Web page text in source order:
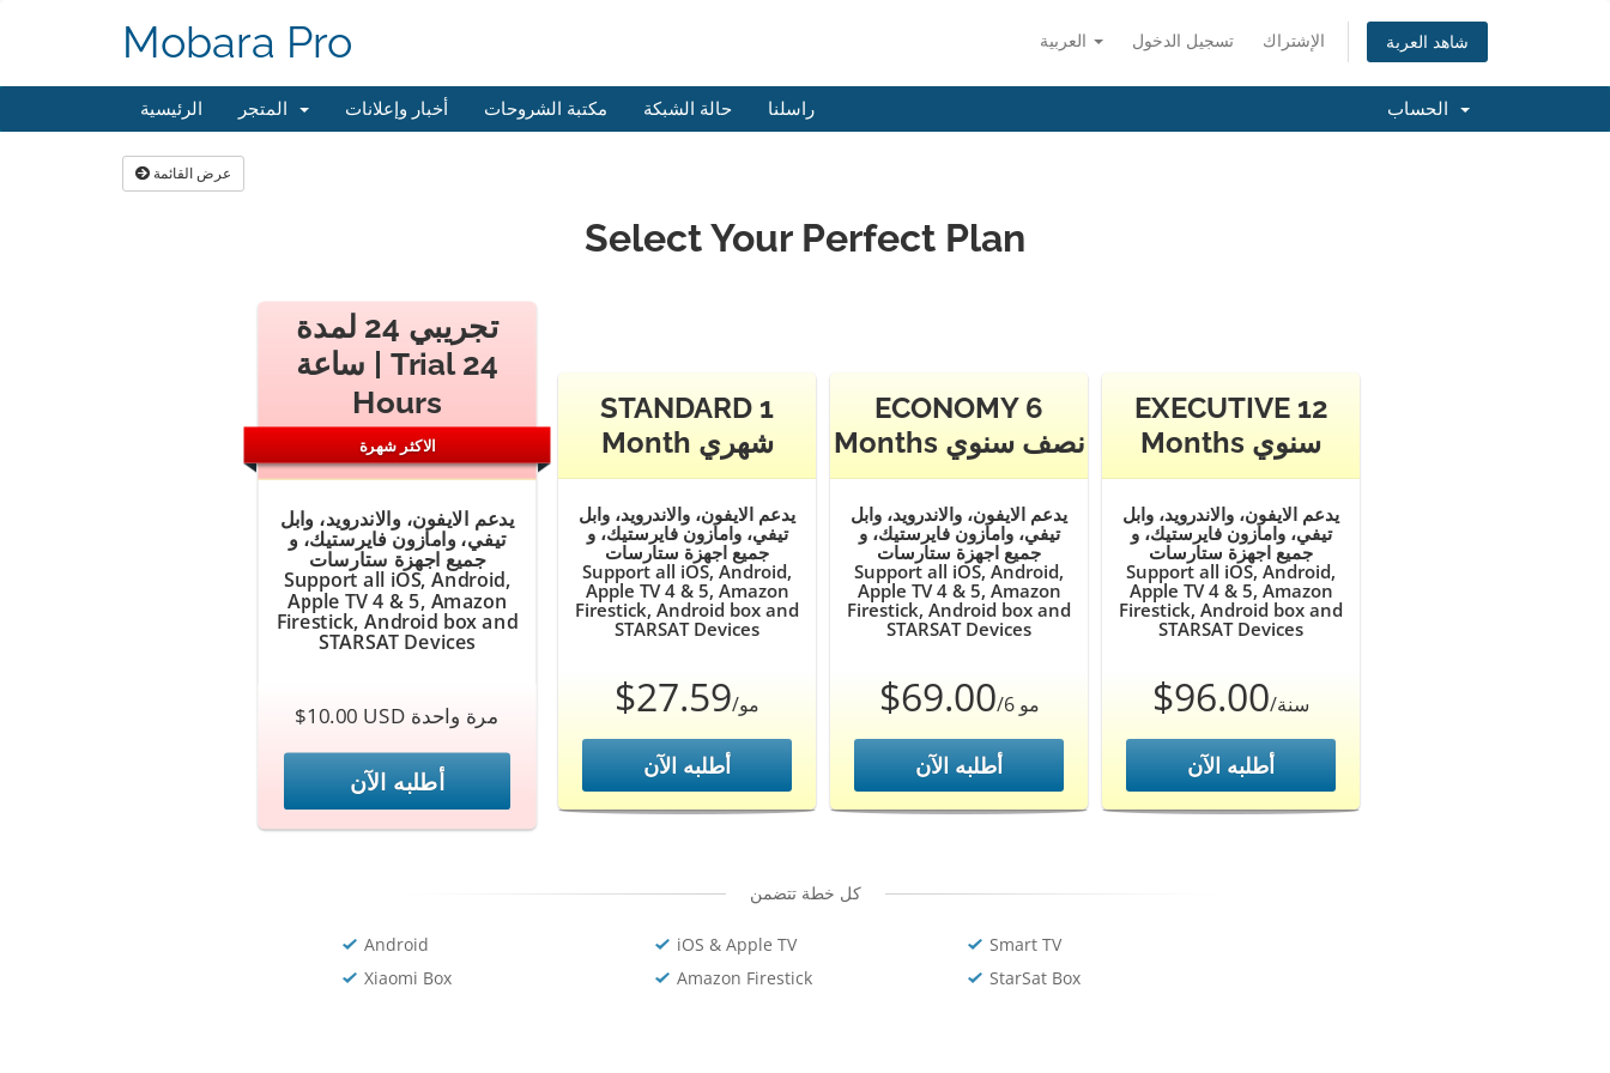
تسجيل الدخول الإشتراك شاهد العربة Mobara Pro
الرئيسية أخبار وإعلانات مكتبة الشروحات حالة الشبكة راسلنا
عرض القائمة
Select Your Perfect Plan
تجريبي 24 لمدة
ساعة | Trial 24
Hours
الاكثر شهرة
يدعم الايفون، والاندرويد، وابل
تيفي، وامازون فايرستيك، و
جميع اجهزة ستارسات
Support all iOS, Android,
Apple TV 4 & 5, Amazon
Firestick, Android box and
STARSAT Devices
$10.00 USD مرة واحدة
أطلبه الآن
STANDARD 1
Month شهري
يدعم الايفون، والاندرويد، وابل
تيفي، وامازون فايرستيك، و
جميع اجهزة ستارسات
Support all iOS, Android,
Apple TV 4 & 5, Amazon
Firestick, Android box and
STARSAT Devices
$27.59 /مو
أطلبه الآن
ECONOMY 6
Months نصف سنوي
يدعم الايفون، والاندرويد، وابل
تيفي، وامازون فايرستيك، و
جميع اجهزة ستارسات
Support all iOS, Android,
Apple TV 4 & 5, Amazon
Firestick, Android box and
STARSAT Devices
$69.00 /6 مو
أطلبه الآن
EXECUTIVE 12
Months سنوي
يدعم الايفون، والاندرويد، وابل
تيفي، وامازون فايرستيك، و
جميع اجهزة ستارسات
Support all iOS, Android,
Apple TV 4 & 5, Amazon
Firestick, Android box and
STARSAT Devices
$96.00 /سنة
أطلبه الآن
كل خطة تتضمن
Android iOS & Apple TV
Smart TV
Xiaomi Box
Amazon Firestick StarSat Box